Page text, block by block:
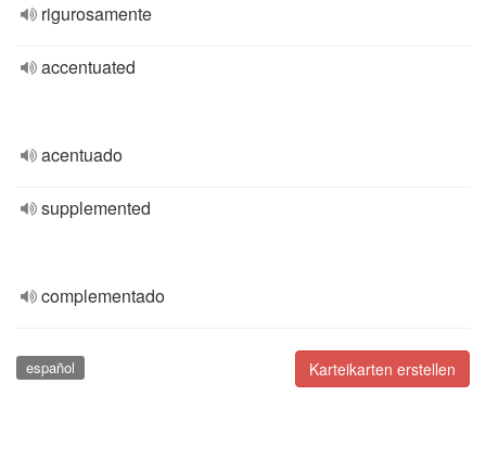
rigurosamente
accentuated
acentuado
supplemented
complementado
Karteikarten erstellen
español